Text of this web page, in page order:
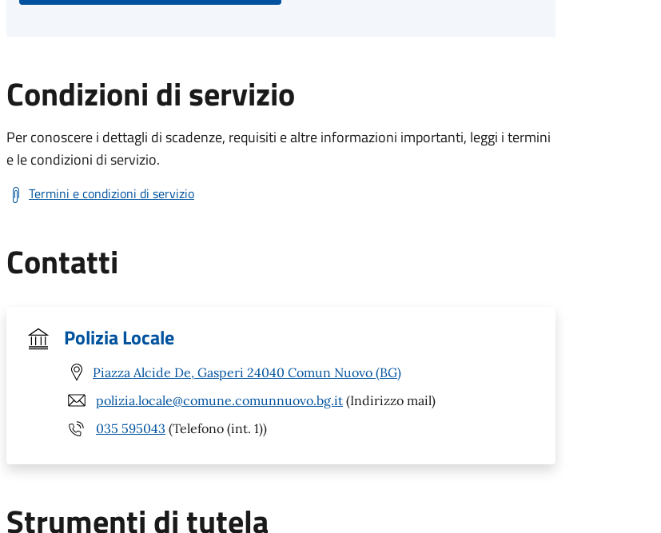
Condizioni di servizio
Per conoscere i dettagli di scadenze, requisiti e altre informazioni importanti, leggi i termini
e le condizioni di servizio.
Termini e condizioni di servizio
Contatti
Polizia Locale
Piazza Alcide De, Gasperi 24040 Comun Nuovo (BG)
polizia.locale@comune.comunnuovo.bg.it (Indirizzo mail)
035 595043 (Telefono (int. 1))
Strumenti di tutela